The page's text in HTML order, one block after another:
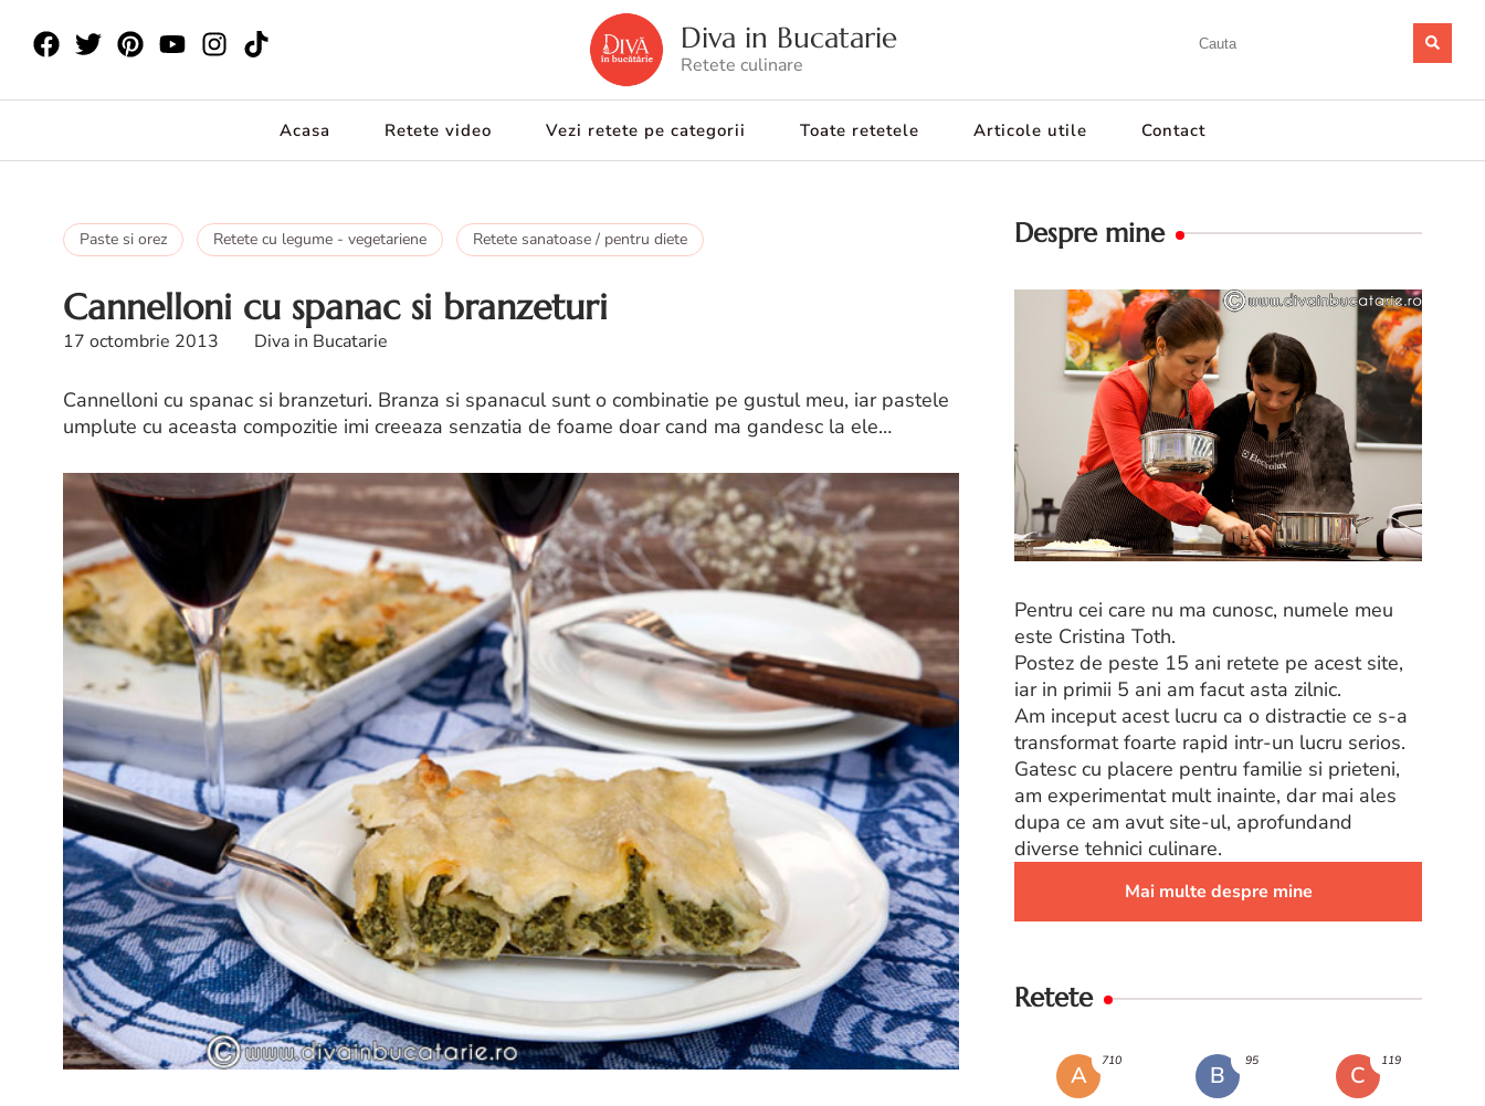
Diva in Bucatarie
Retete culinare
Acasa Retete video Vezi retete pe categorii Toate retetele Articole utile Contact
Paste si orez Retete cu legume - vegetariene Retete sanatoase / pentru diete
Cannelloni cu spanac si branzeturi
17 octombrie 2013 Diva in Bucatarie
Cannelloni cu spanac si branzeturi. Branza si spanacul sunt o combinatie pe gustul meu, iar pastele
umplute cu aceasta compozitie imi creeaza senzatia de foame doar cand ma gandesc la ele…
Despre mine
Pentru cei care nu ma cunosc, numele meu
este Cristina Toth.
Postez de peste 15 ani retete pe acest site,
iar in primii 5 ani am facut asta zilnic.
Am inceput acest lucru ca o distractie ce s-a
transformat foarte rapid intr-un lucru serios.
Gatesc cu placere pentru familie si prieteni,
am experimentat mult inainte, dar mai ales
dupa ce am avut site-ul, aprofundand
diverse tehnici culinare.
Mai multe despre mine
Retete
A
710
B
95
C
119